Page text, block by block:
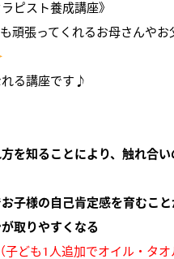
ピスト養成講座》
頑張ってくれるお母さんやお
れる講座です♪
を知ることにより、触れ合い
子様の自己肯定感を育むこと
取りやすくなる
子ども1人追加でオイル・タ